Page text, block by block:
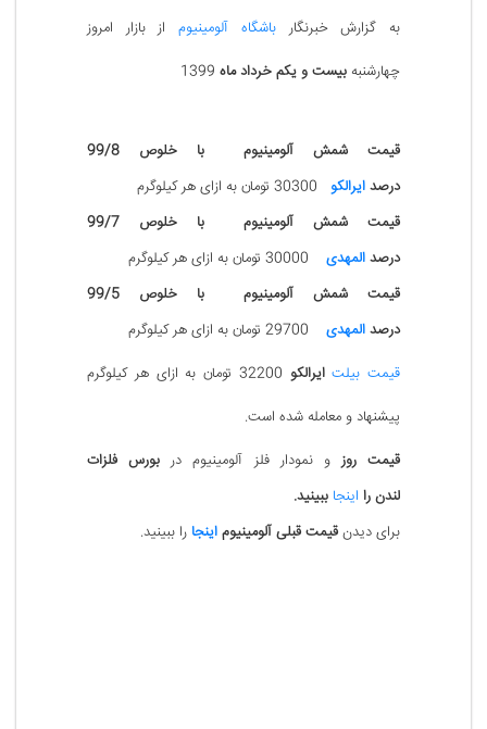
به گزارش خبرنگارباشگاه آلومینیوماز بازار امروز
چهارشنبهبیست و یکم خرداد ماه1399
قیمت
شمش آلومینیوم با خلوص 99/8
درصد ایرالکو 30300 تومان به ازای هر کیلوگرم
قیمت
شمش آلومینیوم با خلوص 99/7
درصد المهدی
30000 تومان به ازای هر کیلوگرم
قیمت
شمش آلومینیوم با خلوص 99/5
درصد المهدی
29700 تومان به ازای هر کیلوگرم
قیمت بیلتایرالکو
32200 تومان به ازای هر کیلوگرم
پیشنهاد و معامله شده است.
قیمت روز و نمودار فلز آلومینیومدر
بورس فلزات
لندن را اینجاببینید.
برای دیدن قیمت قبلی آلومینیوم اینجا را ببینید.